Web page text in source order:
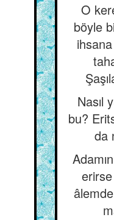
O
böyle
ihsana
Nasıl
bu?
da